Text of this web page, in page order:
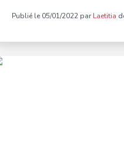
Publié le 05/01/2022 parLaetitia